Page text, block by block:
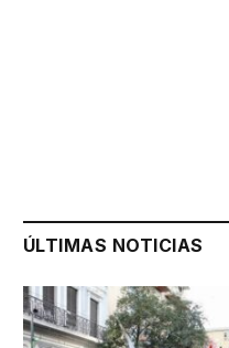
ÚLTIMAS NOTICIAS